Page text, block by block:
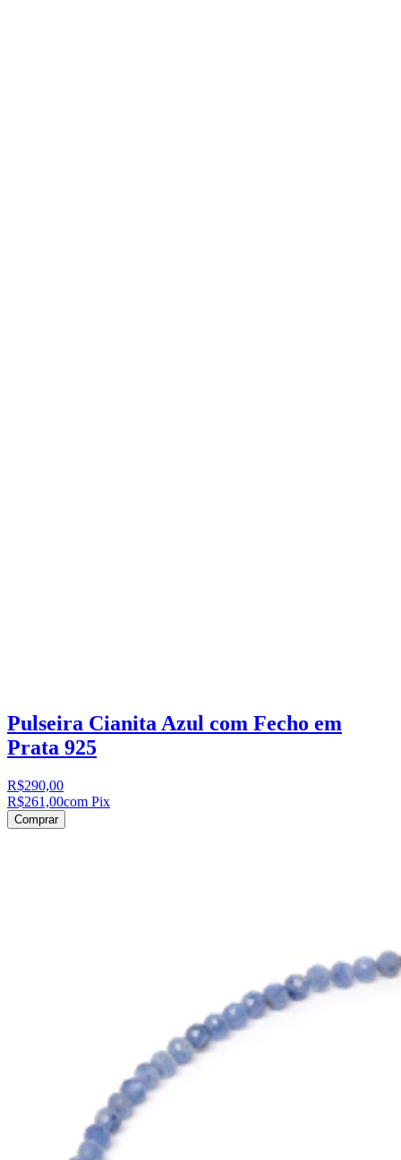
Pulseira Cianita Azul com Fecho em
Prata 925
R$290,00
R$261,00com Pix
Comprar